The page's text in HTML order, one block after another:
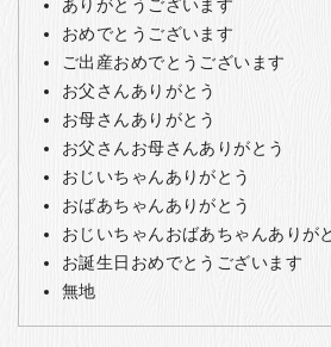
ありがとうございます
おめでとうございます
ご出産おめでとうございます
お父さんありがとう
お母さんありがとう
お父さんお母さんありがとう
おじいちゃんありがとう
おばあちゃんありがとう
おじいちゃんおばあちゃんありが
お誕生日おめでとうございます
無地